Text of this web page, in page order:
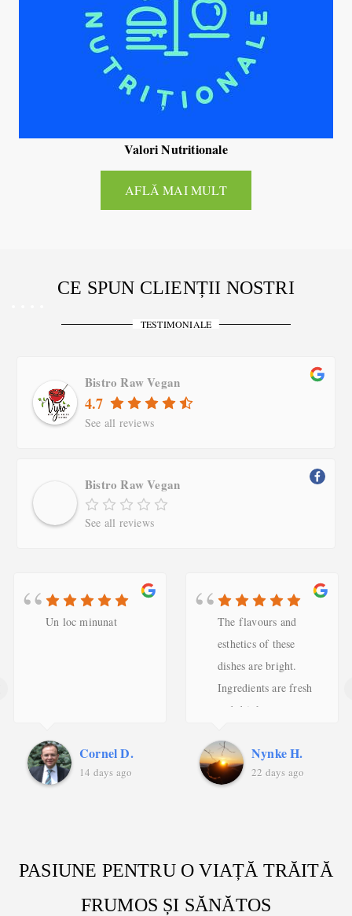
Valori Nutritionale
AFLĂ MAI MULT
CE SPUN CLIENȚII NOSTRI
TESTIMONIALE
Bistro Raw Vegan
4.7
See all reviews
Bistro Raw Vegan
See all reviews
Un loc minunat
Cornel D.
14 days ago
The flavours and
esthetics of these
dishes are bright.
Ingredients are fresh
and drinks are
renewing. My non-
vegan friends also
Nynke H.
22 days ago
PASIUNE PENTRU O VIAȚĂ TRĂITĂ
FRUMOS ȘI SĂNĂTOS